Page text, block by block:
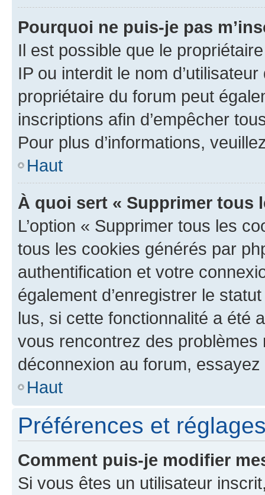
Pourquoi ne puis-je pas
Il est possible que le
IP ou interdit le nom
propriétaire du forum peut
inscriptions afin d’empêcher
Pour plus d’informations,
Haut
À quoi sert « Supprimer tous
L’option « Supprimer tous les
tous les cookies générés par
authentification et votre
également d’enregistrer le
lus, si cette fonctionnalité a été
vous rencontrez des
déconnexion au forum,
Haut
Préférences et
Comment puis-je modifier
Si vous êtes un utilisateur